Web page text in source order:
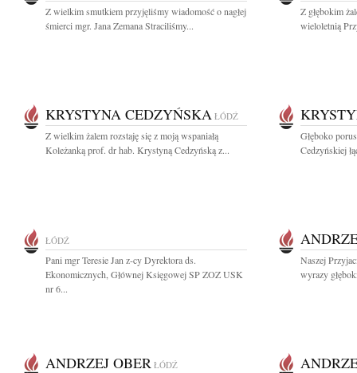
Z wielkim smutkiem przyjęliśmy wiadomość o nagłej
śmierci mgr. Jana Zemana Straciliśmy...
Z głębokim
wieloletnią
KRYSTYNA CEDZYŃSKA ŁÓDŹ
Z wielkim żalem rozstaję się z moją wspaniałą
Koleżanką prof. dr hab. Krystyną Cedzyńską z...
Głęboko
Cedzyńskiej
ŁÓDŹ
Pani mgr Teresie Jan z-cy Dyrektora ds.
Ekonomicznych, Głównej Księgowej SP ZOZ USK
nr 6...
Naszej
wyrazy
ANDRZEJ OBER ŁÓDŹ